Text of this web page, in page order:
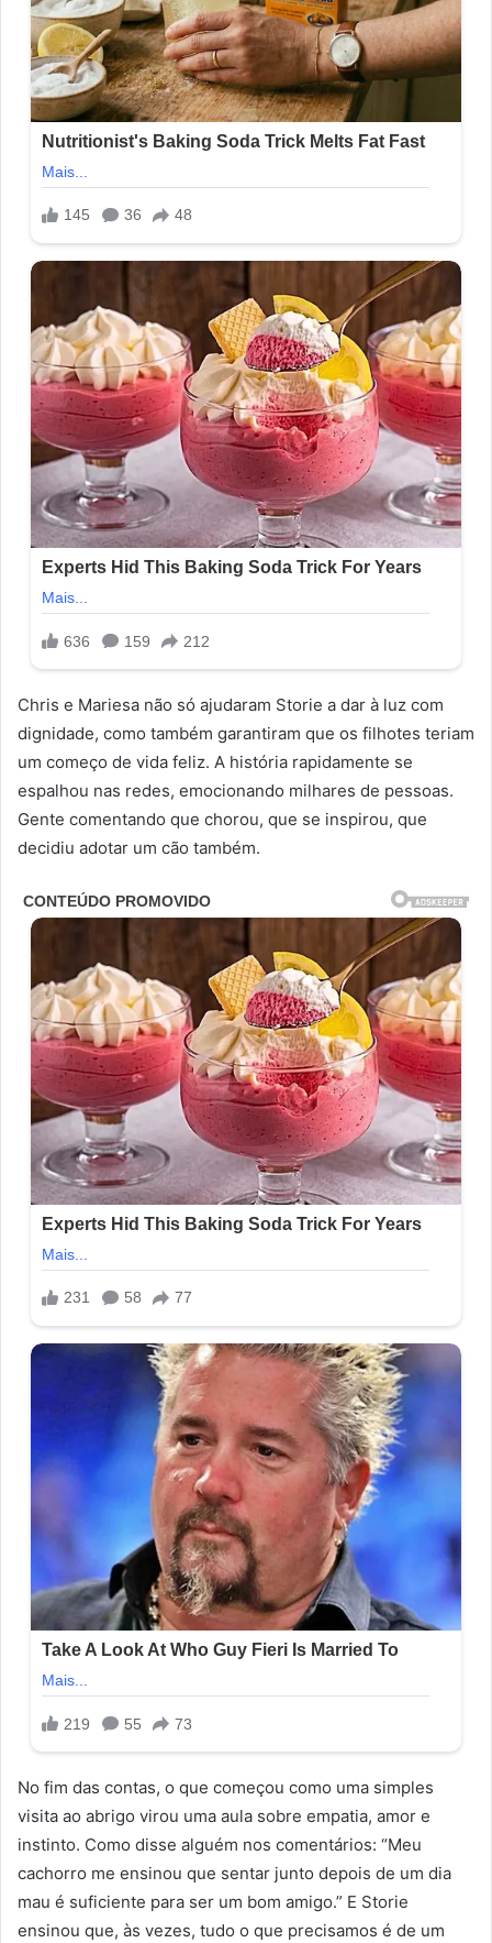
Chris e Mariesa não só ajudaram Storie a dar à luz com
dignidade, como também garantiram que os filhotes teriam
um começo de vida feliz. A história rapidamente se
espalhou nas redes, emocionando milhares de pessoas.
Gente comentando que chorou, que se inspirou, que
decidiu adotar um cão também.
No fim das contas, o que começou como uma simples
visita ao abrigo virou uma aula sobre empatia, amor e
instinto. Como disse alguém nos comentários: “Meu
cachorro me ensinou que sentar junto depois de um dia
mau é suficiente para ser um bom amigo.” E Storie
ensinou que, às vezes, tudo o que precisamos é de um